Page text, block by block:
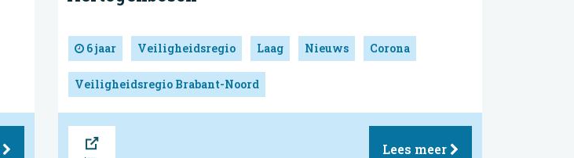
6 jaar Veiligheidsregio Laag Nieuws Corona
Veiligheidsregio Brabant-Noord
Lees meer